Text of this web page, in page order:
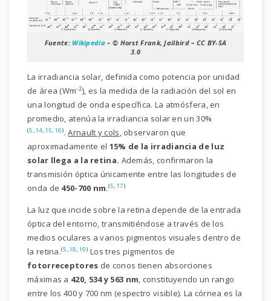
Fuente: Wikipedia – © Horst Frank, Jailbird – CC BY-SA
3.0
La irradiancia solar, definida como potencia por unidad
de área (Wm-2), es la medida de la radiación del sol en
una longitud de onda específica. La atmósfera, en
promedio, atenúa la irradiancia solar en un 30%
(5,14,15, 16).Arnault y cols, observaron que
aproximadamente el 15% de la irradiancia de luz
solar llega a la retina. Además, confirmaron la
transmisión óptica únicamente entre las longitudes de
onda de 450-700 nm.(5, 17)
La luz que incide sobre la retina depende de la entrada
óptica del entorno, transmitiéndose a través de los
medios oculares a varios pigmentos visuales dentro de
la retina.(5,18,19) Los tres pigmentos de
fotorreceptores de conos tienen absorciones
máximas a 420, 534 y 563 nm, constituyendo un rango
entre los 400 y 700 nm (espectro visible). La córnea es la